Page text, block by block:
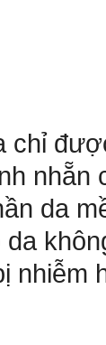
chỉ
nhẵn
da
nhiễm